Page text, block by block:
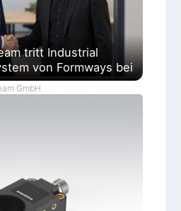
tritt Industrial
von Formways bei
GmbH